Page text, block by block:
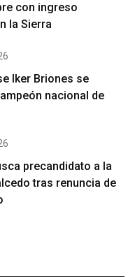
con ingreso
la Sierra
Iker Briones se
nacional de
precandidato a la
tras renuncia de